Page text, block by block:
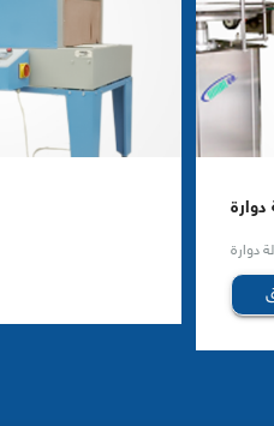
دوارة